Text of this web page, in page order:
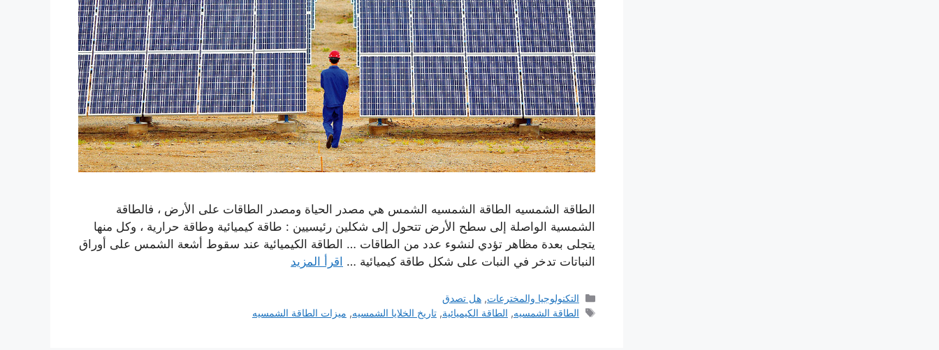
الطاقة الشمسيه الطاقة الشمسيه الشمس هي مصدر الحياة ومصدر الطاقات على الأرض ، فالطاقة
الشمسية الواصلة إلى سطح الأرض تتحول إلى شكلين رئيسيين : طاقة كيميائية وطاقة حرارية ، وكل منها
يتجلى بعدة مظاهر تؤدي لنشوء عدد من الطاقات … الطاقة الكيميائية عند سقوط أشعة الشمس على أوراق
النباتات تدخر في النبات على شكل طاقة كيميائية … اقرأ المزيد
التصنيفات
التكنولوجيا والمخترعات,هل تصدق
الوسوم
الطاقة الشمسيه, الطاقة الكيميائية,تاريخ الخلايا الشمسيه, ميزات الطاقة الشمسيه